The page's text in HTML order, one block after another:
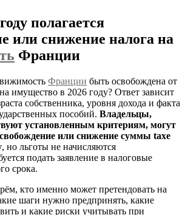
полагается
или снижение налога на
Франции
Франции быть освобождена от
имущество в 2026 году? Ответ зависит
собственника, уровня дохода и факта
пособий. Владельцы,
установленным критериям, могут
или снижение суммы taxe
, но льготы не начисляются
подать заявление в налоговые
срока.
кто именно может претендовать на
шаги нужно предпринять, какие
и какие риски учитывать при